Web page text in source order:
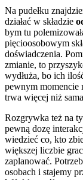
Na pudełku
działać w składzie
bym tu
pięcioosobowym
doświadczenia.
zmianie, to
wydłuża, bo ich
pewnym momencie
trwa więcej niż
Rozgrywka też na
pewną dozę
wiedzieć co, kto
większej liczbie
zaplanować.
osobach i stajemy